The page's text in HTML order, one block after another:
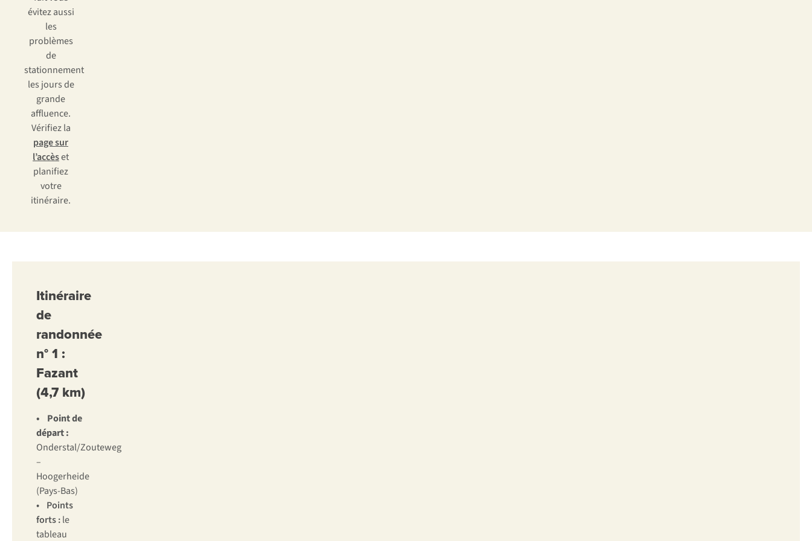
évitez aussi
les
problèmes
de
stationnement
les jours de
grande
affluence.
Vérifiez la
page sur
l’accèset
planifiez
votre
itinéraire.
Itinéraire
de
randonnée
n° 1 :
Fazant
(4,7 km)
• Point de
départ :
Onderstal/Zouteweg
–
Hoogerheide
(Pays-Bas)
• Points
forts :le
tableau